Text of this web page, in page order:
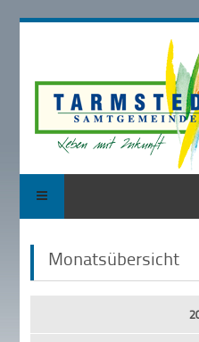
Monatsübersicht